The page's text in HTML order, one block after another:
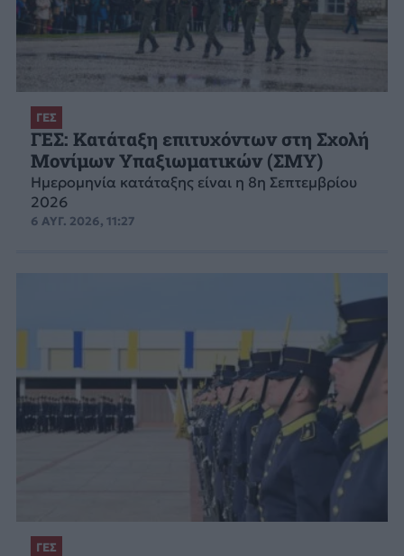
ΓΕΣ
ΓΕΣ: Κατάταξη επιτυχόντων στη Σχολή
Μονίμων Υπαξιωματικών (ΣΜΥ)
Ημερομηνία κατάταξης είναι η 8η Σεπτεμβρίου
2026
6 ΑΥΓ. 2026, 11:27
ΓΕΣ